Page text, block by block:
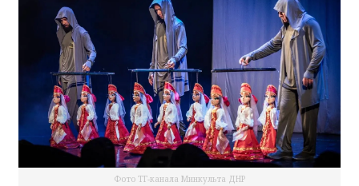
Фото ТГ-канала Минкульта ДНР